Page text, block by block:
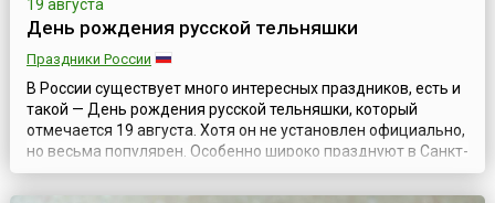
19 августа
День рождения русской тельняшки
Праздники России
В России существует много интересных праздников, есть и
такой — День рождения русской тельняшки, который
отмечается 19 августа. Хотя он не установлен официально,
но весьма популярен. Особенно широко празднуют в Санкт-
Петербурге, где энтузиасты отмечают его как собственную
традицию. Тельняшка (в народе также — тельник) —